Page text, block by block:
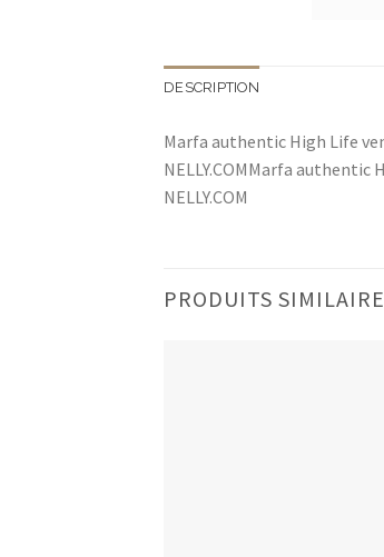
DESCRIPTION
Marfa authentic High Life
NELLY.COMMarfa
NELLY.COM
PRODUITS